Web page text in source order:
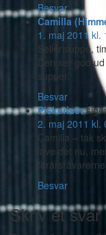
Besvar
Camilla
1. maj 2011 kl.
Sellerisuppe,
Den ser god
supper.
Besvar
Piskeriset
2. maj 2011 kl.
Camilla – tak
lave det nu,
Besvar
Skriv et svar